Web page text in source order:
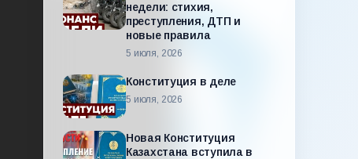
недели: стихия,
преступления, ДТП и
новые правила
5 июля, 2026
Конституция в деле
5 июля, 2026
Новая Конституция
Казахстана вступила в